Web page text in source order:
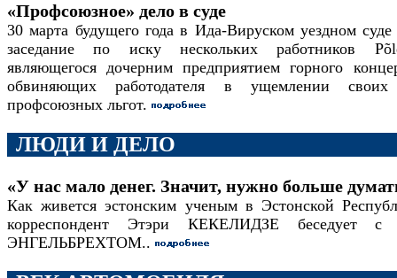
«Профсоюзное» дело в суде
30 марта будущего года в Ида-Вируском уездном суде
заседание по иску нескольких работников
являющегося дочерним предприятием горного
обвиняющих работодателя в ущемлении своих
профсоюзных льгот.
ЛЮДИ И ДЕЛО
«У нас мало денег. Значит, нужно больше
Как живется эстонским ученым в Эстонской
корреспондент Этэри КЕКЕЛИДЗЕ беседует
ЭНГЕЛЬБРЕХТОМ..